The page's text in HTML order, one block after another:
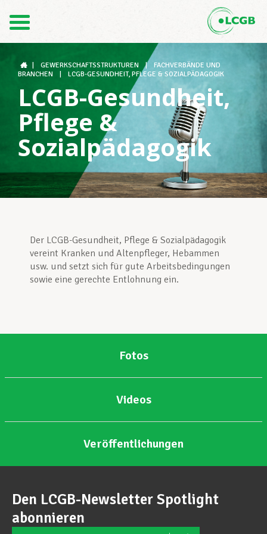
FR
Der LCGB
Gewerkschaftsstrukturen
Unterstützung im Arbeitsalltag
Ihre Rechte
GEWERKSCHAFTSSTRUKTUREN |
FACHVERBÄNDE UND
BRANCHEN
LCGB-GESUNDHEIT, PFLEGE & SOZIALPÄDAGOGIK
LCGB-Gesundheit,
Pflege &
Sozialpädagogik
Der LCGB-Gesundheit, Pflege & Sozialpädagogik
vereint Kranken und Altenpfleger, Hebammen
usw. und setzt sich für gute Arbeitsbedingungen
sowie eine gerechte Entlohnung ein.
Fotos
Videos
Veröffentlichungen
Den LCGB-Newsletter Spotlight
abonnieren